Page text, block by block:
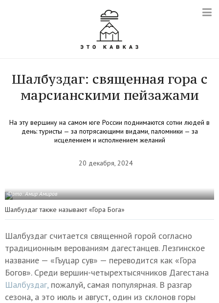
Шалбуздаг: священная гора с
марсианскими пейзажами
На эту вершину на самом юге России поднимаются сотни людей в
день: туристы — за потрясающими видами, паломники — за
исцелением и исполнением желаний
20 декабря, 2024
Фото: Амир Амиров
Шалбуздаг также называют «Гора Бога»
Шалбуздаг считается священной горой согласно
традиционным верованиям дагестанцев. Лезгинское
название — «Гъуцар сув» — переводится как «Гора
Богов». Среди вершин-четырехтысячников Дагестана
Шалбуздаг,пожалуй, самая популярная. В разгар
сезона, а это июль и август, один из склонов горы